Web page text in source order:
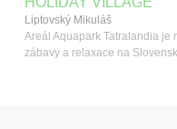
Liptovský Mikuláš
Areál Aquapark Tatralandia je
zábavy a relaxace na